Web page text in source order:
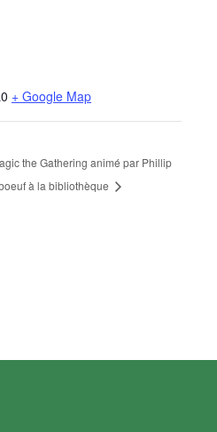
+ Google Map
the Gathering animé par Phillip
à la bibliothèque